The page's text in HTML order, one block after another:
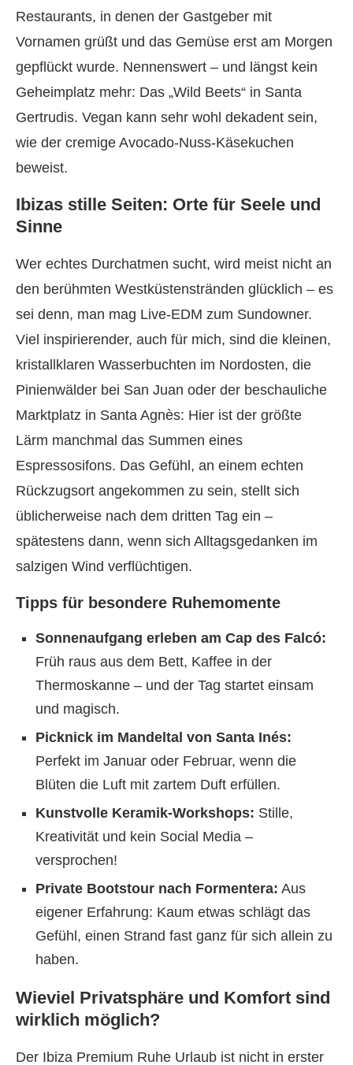
Restaurants, in denen der Gastgeber mit
Vornamen grüßt und das Gemüse erst am Morgen
gepflückt wurde. Nennenswert – und längst kein
Geheimplatz mehr: Das „Wild Beets“ in Santa
Gertrudis. Vegan kann sehr wohl dekadent sein,
wie der cremige Avocado-Nuss-Käsekuchen
beweist.
Ibizas stille Seiten: Orte für Seele und
Sinne
Wer echtes Durchatmen sucht, wird meist nicht an
den berühmten Westküstenstränden glücklich – es
sei denn, man mag Live-EDM zum Sundowner.
Viel inspirierender, auch für mich, sind die kleinen,
kristallklaren Wasserbuchten im Nordosten, die
Pinienwälder bei San Juan oder der beschauliche
Marktplatz in Santa Agnès: Hier ist der größte
Lärm manchmal das Summen eines
Espressosifons. Das Gefühl, an einem echten
Rückzugsort angekommen zu sein, stellt sich
üblicherweise nach dem dritten Tag ein –
spätestens dann, wenn sich Alltagsgedanken im
salzigen Wind verflüchtigen.
Tipps für besondere Ruhemomente
Sonnenaufgang erleben am Cap des Falcó:
Früh raus aus dem Bett, Kaffee in der
Thermoskanne – und der Tag startet einsam
und magisch.
Picknick im Mandeltal von Santa Inés:
Perfekt im Januar oder Februar, wenn die
Blüten die Luft mit zartem Duft erfüllen.
Kunstvolle Keramik-Workshops: Stille,
Kreativität und kein Social Media –
versprochen!
Private Bootstour nach Formentera: Aus
eigener Erfahrung: Kaum etwas schlägt das
Gefühl, einen Strand fast ganz für sich allein zu
haben.
Wieviel Privatsphäre und Komfort sind
wirklich möglich?
Der Ibiza Premium Ruhe Urlaub ist nicht in erster